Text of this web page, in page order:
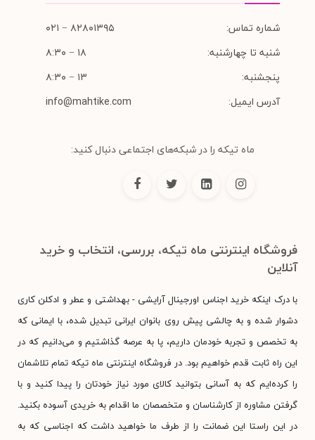
شماره تماس:
۸۲۸۰۱۳۹۵ − ۰۲۱
شنبه تا چهارشنبه:
۱۸ − ۸:۳۰
پنجشنبه:
۱۳ − ۸:۳۰
آدرس ایمیل:
info@mahtike.com
ماه تیکه را در شبکه‌های اجتماعی دنبال کنید:
فروشگاه اینترنتی ماه تیکه، بررسی، انتخاب و خرید
آنلاین
با درک اینکه خرید اجناس اورجینال آرایشی - بهداشتی و عطر و ادکلن کاری
دشوار شده و به چالشی پیش روی بانوان ایرانی تبدیل شده، با ایمانی که
به تخصص و تجربه خودمان داریم، پا به عرصه گذاشتیم و می‌دانیم که در
این راه ثابت قدم خواهیم بود. در فروشگاه اینترنتی ماه تیکه تمام تلاشمان
را کرده‌ایم که به آسانی بتوانید کالای مورد نیاز خودتان را پیدا کنید و با
گرفتن مشاوره از کارشناسان و متخصصان ما اقدام به خریدی آسوده بکنید.
در این راستا این ضمانت را از طرف ما خواهید داشت که اجناسی که به